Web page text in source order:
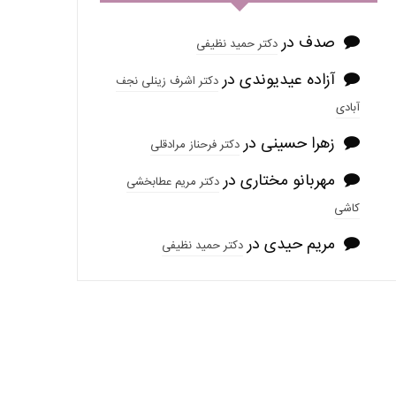
صدف دردکتر حمید نظیفی
آزاده عیدیوندی دردکتر اشرف زینلی نجف
آبادی
زهرا حسینی دردکتر فرحناز مرادقلی
مهربانو مختاری دردکتر مریم عطابخشی
کاشی
مریم حیدی دردکتر حمید نظیفی